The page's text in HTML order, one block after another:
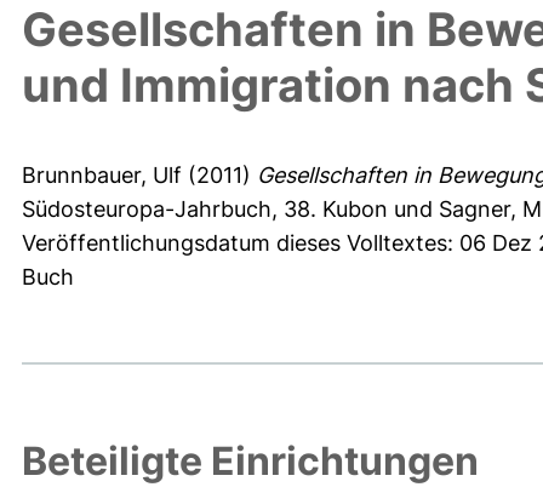
Gesellschaften in
und Immigration nach
Brunnbauer, Ulf (2011) Gesellschaften in
Südosteuropa-Jahrbuch, 38. Kubon und Sagner,
Veröffentlichungsdatum dieses Volltextes: 06 Dez
Buch
Beteiligte Einrichtungen